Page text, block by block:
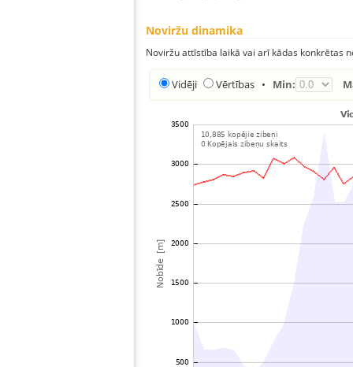
Noviržu dinamika
Noviržu attīstība laikā vai arī kādas konkrētas
Vidēji Vērtības • Min: